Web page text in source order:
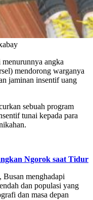
angka
mendorong warganya
jaminan insentif uang
sebuah program
tunai kepada para
Ngorok saat Tidur
Busan menghadapi
dan populasi yang
dan masa depan